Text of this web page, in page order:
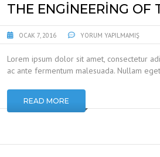
THE ENGINEERING OF
OCAK 7, 2016 YORUM YAPILMAMIŞ
Lorem ipsum dolor sit amet, consectetur
ac ante fermentum malesuada. Nullam
READ MORE